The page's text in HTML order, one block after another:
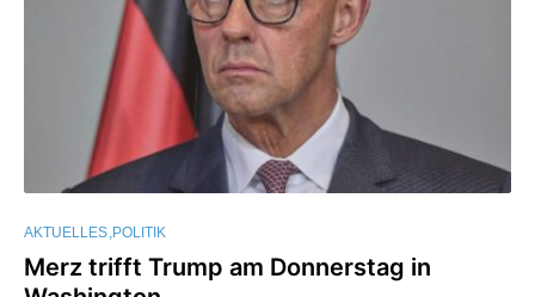
AKTUELLES POLITIK
Merz trifft Trump am Donnerstag in